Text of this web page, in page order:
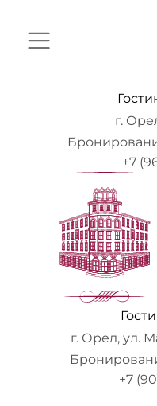
г.
+7
г. Орел, ул.
+7